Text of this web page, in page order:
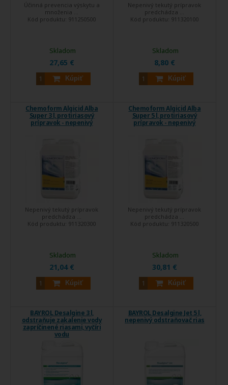
Účinná prevencia výskytu a
množenia ...
Kód produktu: 911250500
27,65 €
Kúpiť
Skladom
Nepenivý tekutý prípravok
predchádza ...
Kód produktu: 911320100
8,80 €
Kúpiť
Skladom
Chemoform Algicid Alba
Super 3 l, protiriasový
prípravok - nepenivý
Nepenivý tekutý prípravok
predchádza ...
Kód produktu: 911320300
21,04 €
Kúpiť
Skladom
Chemoform Algicid Alba
Super 5 l, protiriasový
prípravok - nepenivý
Nepenivý tekutý prípravok
predchádza ...
Kód produktu: 911320500
30,81 €
Kúpiť
Skladom
BAYROL Desalgine 3 l,
odstraňuje zakalenie vody
zapríčinené riasami, vyčíri
vodu
BAYROL Desalgine Jet 5 l,
nepenivý odstraňovač rias